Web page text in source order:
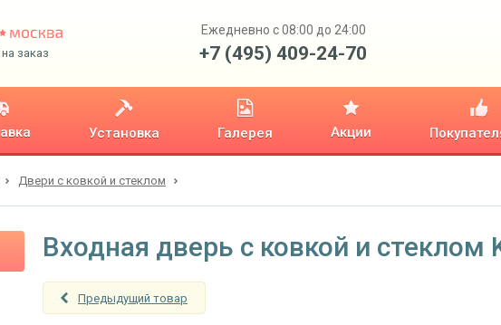
заказ
Ежедневно с 08:00 до 24:00
+7 (495) 409-24-70
Установка Галерея Акции
Двери с ковкой и стеклом
Входная дверь с ковкой и стеклом
Предыдущий товар